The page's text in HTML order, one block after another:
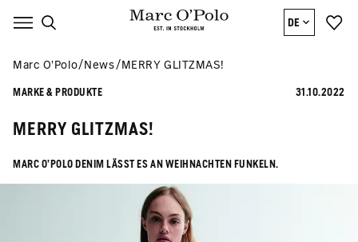
DE
Marc O’Polo News MERRY GLITZMAS!
MARKE & PRODUKTE 31.10.2022
MERRY GLITZMAS!
MARC O’POLO DENIM LÄSST ES AN WEIHNACHTEN FUNKELN.